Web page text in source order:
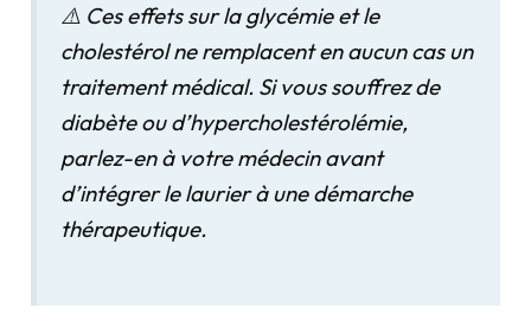
⚠️ Ces effets sur la glycémie et le
cholestérol ne remplacent en aucun cas un
traitement médical. Si vous souffrez de
diabète ou d’hypercholestérolémie,
parlez-en à votre médecin avant
d’intégrer le laurier à une démarche
thérapeutique.